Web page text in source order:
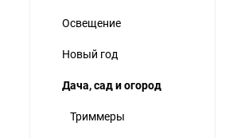
Освещение
Новый год
Дача, сад и огород
Триммеры